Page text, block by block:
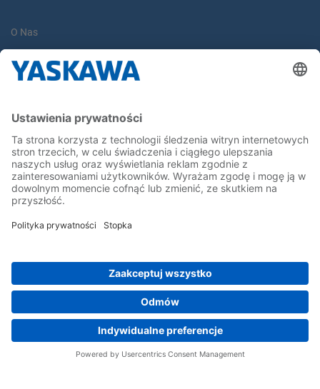
O Nas
Yaskawa Europe Gmbh
Yaskawa Polska
Kariera
Bądź z nami na bieżąco
Ogólne warunki dostaw i płatności
Stopka redakcyjna
Polityka prywatności
Cookie Choices
Whistleblowing
Yaskawa Europe GmbH